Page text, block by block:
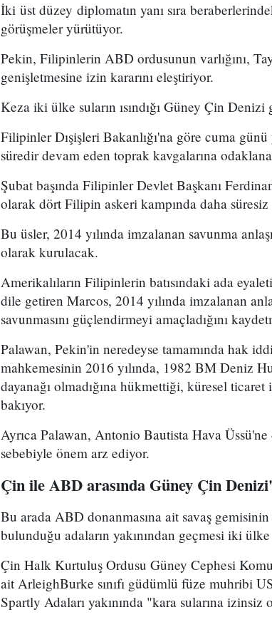
İki üst düzey diplomatın yanı sıra
görüşmeler yürütüyor.
Pekin, Filipinlerin ABD ordusunun varlığını,
genişletmesine izin kararını eleştiriyor.
Keza iki ülke suların ısındığı Güney Çin
Filipinler Dışişleri Bakanlığı'na göre cuma
süredir devam eden toprak kavgalarına
Şubat başında Filipinler Devlet Başkanı
olarak dört Filipin askeri kampında daha
Bu üsler, 2014 yılında imzalanan savunma
olarak kurulacak.
Amerikalıların Filipinlerin batısındaki ada
dile getiren Marcos, 2014 yılında imzalanan
savunmasını güçlendirmeyi amaçladığını
Palawan, Pekin'in neredeyse tamamında hak
mahkemesinin 2016 yılında, 1982 BM Deniz
dayanağı olmadığına hükmettiği, küresel
bakıyor.
Ayrıca Palawan, Antonio Bautista Hava
sebebiyle önem arz ediyor.
Çin ile ABD arasında Güney Çin
Bu arada ABD donanmasına ait savaş
bulunduğu adaların yakınından geçmesi iki
Çin Halk Kurtuluş Ordusu Güney Cephesi
ait ArleighBurke sınıfı güdümlü füze muhribi
Spartly Adaları yakınında "kara sularına